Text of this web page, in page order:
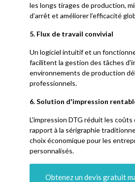
les longs tirages de production,
d’arrêt et améliorer l’efficacité
5. Flux de travail convivial
Un logiciel intuitif et un
facilitent la gestion des tâches
environnements de production
professionnels.
6. Solution d'impression
L'impression DTG réduit les
rapport à la sérigraphie
choix économique pour les
personnalisés.
Obtenez un devis gratuit